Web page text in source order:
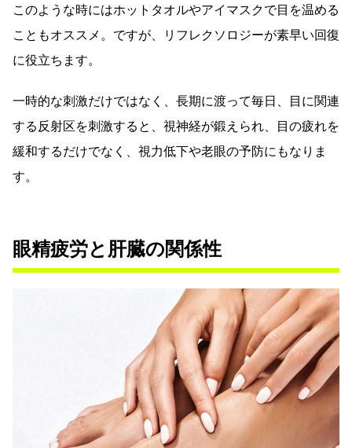
このような時にはホットタオルやアイマスクで目を温める
こともオススメ。ですが、リフレクソロジーが素早い回復
に役立ちます。
一時的な刺激だけではなく、長期に渡って毎日、目に関連
する反射区を刺激すると、視神経が鍛えられ、目の疲れを
緩和するだけでなく、視力低下や老眼の予防にもなりま
す。
眼精疲労と肝臓の関係性